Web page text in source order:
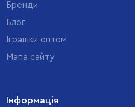
Бренди
Блог
Іграшки оптом
Мапа сайту
Інформація